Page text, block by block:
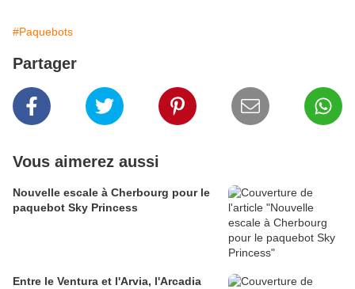
#Paquebots
Partager
Vous aimerez aussi
Nouvelle escale à Cherbourg pour le
paquebot Sky Princess
Entre le Ventura et l'Arvia, l'Arcadia